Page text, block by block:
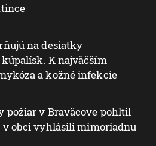
na desiatky
K najväčším
a kožné infekcie
požiar v Braväcove pohltil
v obci vyhlásili mimoriadnu